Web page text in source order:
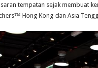
tempatan sejak membuat
Hong Kong dan Asia